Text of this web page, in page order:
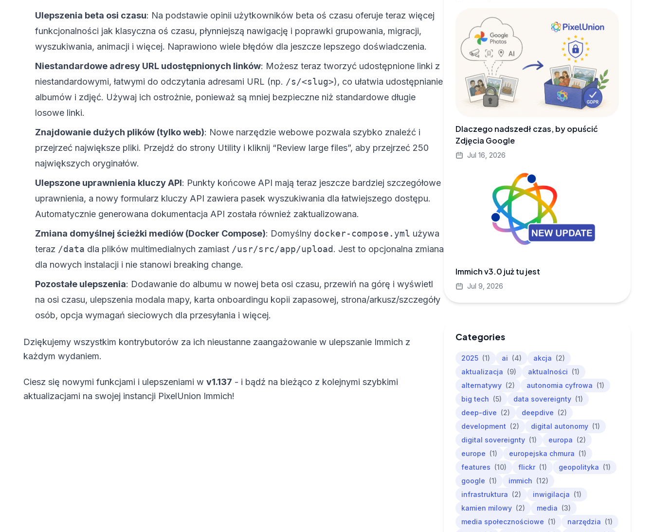
Ulepszenia beta osi czasu: Na podstawie opinii użytkowników beta oś czasu oferuje teraz więcej
funkcjonalności jak klasyczna oś czasu, płynniejszą nawigację i poprawki grupowania, migracji,
wyszukiwania, animacji i więcej. Naprawiono wiele błędów dla jeszcze lepszego doświadczenia.
Niestandardowe adresy URL udostępnionych linków: Możesz teraz tworzyć udostępnione linki z
niestandardowymi, łatwymi do odczytania adresami URL (np. /s/<slug>), co ułatwia udostępnianie
albumów i zdjęć. Używaj ich ostrożnie, ponieważ są mniej bezpieczne niż standardowe długie
losowe linki.
Znajdowanie dużych plików (tylko web): Nowe narzędzie webowe pozwala szybko znaleźć i
przejrzeć największe pliki. Przejdź do strony Utility i kliknij “Review large files”, aby przejrzeć 250
największych oryginałów.
Ulepszone uprawnienia kluczy API: Punkty końcowe API mają teraz jeszcze bardziej szczegółowe
uprawnienia, a nowy formularz kluczy API zawiera pasek wyszukiwania dla łatwiejszego dostępu.
Automatycznie generowana dokumentacja API została również zaktualizowana.
Zmiana domyślnej ścieżki mediów (Docker Compose): Domyślny docker-compose.yml używa
teraz /data dla plików multimedialnych zamiast /usr/src/app/upload. Jest to opcjonalna zmiana
dla nowych instalacji i nie stanowi breaking change.
Pozostałe ulepszenia: Dodawanie do albumu w nowej beta osi czasu, przewiń na górę i wyświetl
na osi czasu, ulepszenia modala mapy, karta onboardingu kopii zapasowej, strona/arkusz/szczegóły
osób, opcja wymagań sieciowych dla przesyłania i więcej.
Dziękujemy wszystkim kontrybutorów za ich nieustanne zaangażowanie w ulepszanie Immich z
każdym wydaniem.
Ciesz się nowymi funkcjami i ulepszeniami w v1.137 - i bądź na bieżąco z kolejnymi szybkimi
aktualizacjami na swojej instancji PixelUnion Immich!
Dlaczego nadszedł czas, by opuścić
Zdjęcia Google
Jul 16, 2026
Immich v3.0 już tu jest
Jul 9, 2026
Categories
2025 (1) ai (4) akcja (2)
aktualizacja (9) aktualności (1)
alternatywy (2) autonomia cyfrowa (1)
big tech (5) data sovereignty (1)
deep-dive (2) deepdive (2)
development (2) digital autonomy (1)
digital sovereignty (1) europa (2)
europe (1) europejska chmura (1)
features (10) flickr (1) geopolityka (1)
google (1) immich (12)
infrastruktura (2) inwigilacja (1)
kamien milowy (2) media (3)
media społecznościowe (1) narzędzia (1)